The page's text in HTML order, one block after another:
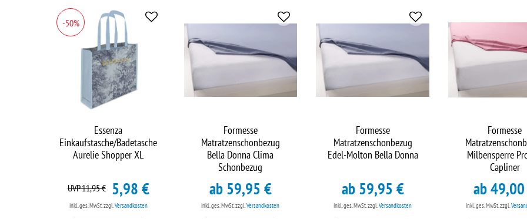
-50%
Essenza
Einkaufstasche/Badetasche
Aurelie Shopper XL
UVP 11,95 € 5,98 €
inkl. ges. MwSt.zzgl.Versandkosten
Formesse
Matratzenschonbezug
Bella Donna Clima
Schonbezug
ab 59,95 €
inkl. ges. MwSt.zzgl.Versandkosten
Formesse
Matratzenschonbezug
Edel-Molton Bella Donna
ab 59,95 €
inkl. ges. MwSt.zzgl.Versandkosten
Formesse
Milbensperre
Capliner
ab
inkl. ges. MwSt.zzgl.